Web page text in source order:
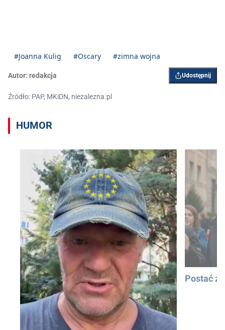
#Joanna Kulig #Oscary #zimna wojna
Autor: redakcja Udostępnij
Źródło: PAP, MKiDN, niezalezna.pl
HUMOR
Postać